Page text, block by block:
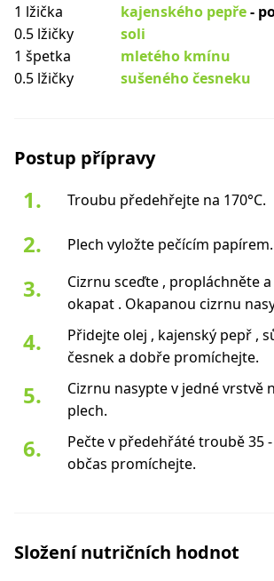
1 lžička
kajenského pepře-
0.5 lžičky
soli
1 špetka
mletého kmínu
0.5 lžičky
sušeného česneku
Postup přípravy
Troubu předehřejte na 170°C.
Plech vyložte pečícím papírem.
Cizrnu sceďte , propláchněte
okapat . Okapanou cizrnu
Přidejte olej , kajenský pepř ,
česnek a dobře promíchejte.
Cizrnu nasypte v jedné vrstvě
plech.
Pečte v předehřáté troubě 35
občas promíchejte.
Složení nutričních hodnot